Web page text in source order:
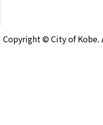
Copyright © City of Kobe.